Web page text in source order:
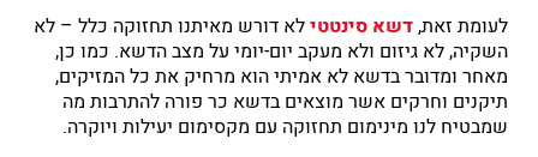
לעומת זאת,דשא סינטטילא דורש מאיתנו תחזוקה כלל – לא
השקיה, לא גיזום ולא מעקב יום-יומי על מצב הדשא. כמו כן,
מאחר ומדובר בדשא לא אמיתי הוא מרחיק את כל המזיקים,
תיקנים וחרקים אשר מוצאים בדשא כר פורה להתרבות מה
שמבטיח לנו מינימום תחזוקה עם מקסימום יעילות ויוקרה.